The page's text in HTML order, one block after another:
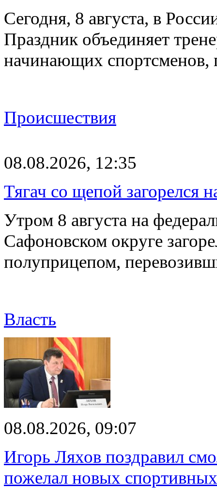
Сегодня, 8 августа, в
Праздник объединяет
начинающих
Происшествия
08.08.2026, 12:35
Тягач со щепой загорелся
Утром 8 августа на
Сафоновском округе
полуприцепом,
Власть
08.08.2026, 09:07
Игорь Ляхов поздравил
пожелал новых